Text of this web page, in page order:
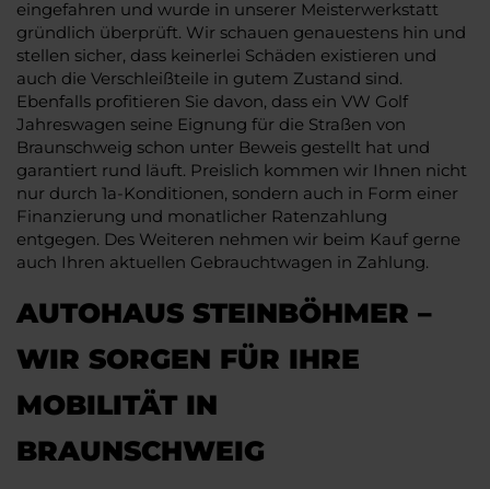
eingefahren und wurde in unserer Meisterwerkstatt
gründlich überprüft. Wir schauen genauestens hin und
stellen sicher, dass keinerlei Schäden existieren und
auch die Verschleißteile in gutem Zustand sind.
Ebenfalls profitieren Sie davon, dass ein VW Golf
Jahreswagen seine Eignung für die Straßen von
Braunschweig schon unter Beweis gestellt hat und
garantiert rund läuft. Preislich kommen wir Ihnen nicht
nur durch 1a-Konditionen, sondern auch in Form einer
Finanzierung und monatlicher Ratenzahlung
entgegen. Des Weiteren nehmen wir beim Kauf gerne
auch Ihren aktuellen Gebrauchtwagen in Zahlung.
AUTOHAUS STEINBÖHMER –
WIR SORGEN FÜR IHRE
MOBILITÄT IN
BRAUNSCHWEIG